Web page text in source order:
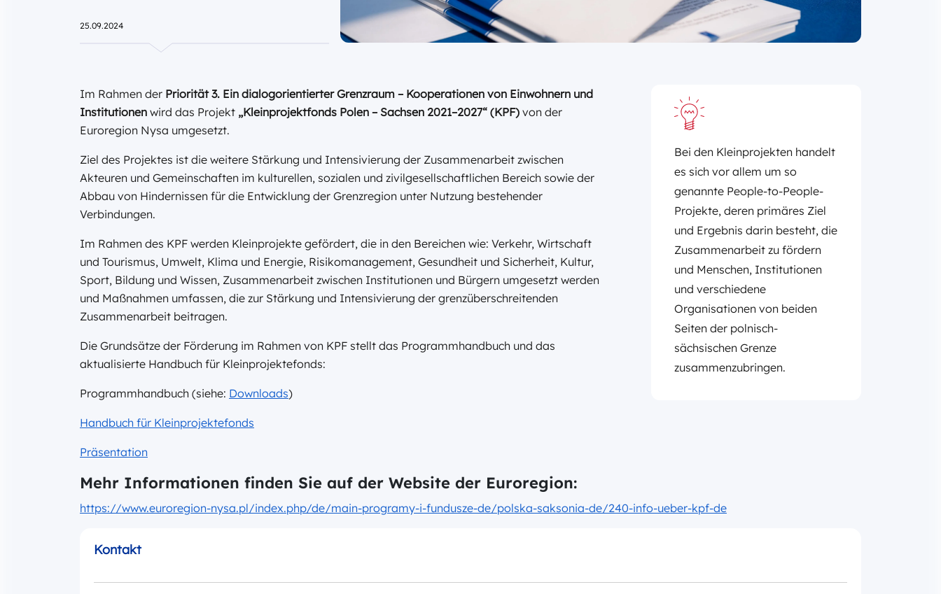
25.09.2024
Im Rahmen der Priorität 3. Ein dialogorientierter Grenzraum – Kooperationen von Einwohnern und
Institutionen wird das Projekt „Kleinprojektfonds Polen – Sachsen 2021–2027“ (KPF) von der
Euroregion Nysa umgesetzt.
Ziel des Projektes ist die weitere Stärkung und Intensivierung der Zusammenarbeit zwischen
Akteuren und Gemeinschaften im kulturellen, sozialen und zivilgesellschaftlichen Bereich sowie der
Abbau von Hindernissen für die Entwicklung der Grenzregion unter Nutzung bestehender
Verbindungen.
Im Rahmen des KPF werden Kleinprojekte gefördert, die in den Bereichen wie: Verkehr, Wirtschaft
und Tourismus, Umwelt, Klima und Energie, Risikomanagement, Gesundheit und Sicherheit, Kultur,
Sport, Bildung und Wissen, Zusammenarbeit zwischen Institutionen und Bürgern umgesetzt werden
und Maßnahmen umfassen, die zur Stärkung und Intensivierung der grenzüberschreitenden
Zusammenarbeit beitragen.
Die Grundsätze der Förderung im Rahmen von KPF stellt das Programmhandbuch und das
aktualisierte Handbuch für Kleinprojektefonds:
Programmhandbuch (siehe: Downloads)
Handbuch für Kleinprojektefonds
Präsentation
Bei den Kleinprojekten handelt
es sich vor allem um so
genannte People-to-People-
Projekte, deren primäres Ziel
und Ergebnis darin besteht, die
Zusammenarbeit zu fördern
und Menschen, Institutionen
und verschiedene
Organisationen von beiden
Seiten der polnisch-
sächsischen Grenze
zusammenzubringen.
Mehr Informationen finden Sie auf der Website der Euroregion:
https://www.euroregion-nysa.pl/index.php/de/main-programy-i-fundusze-de/polska-saksonia-de/240-info-ueber-kpf-de
Kontakt